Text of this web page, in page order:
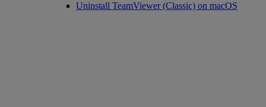
Uninstall TeamViewer (Classic) on macOS